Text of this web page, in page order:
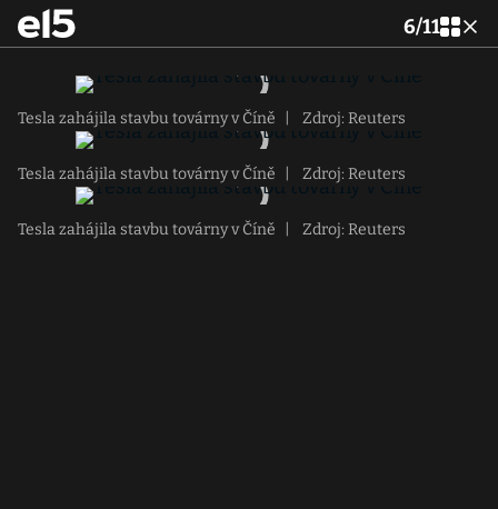
6/11
Tesla zahájila stavbu továrny v Číně Zdroj: Reuters
Tesla zahájila stavbu továrny v Číně Zdroj: Reuters
Tesla zahájila stavbu továrny v Číně Zdroj: Reuters